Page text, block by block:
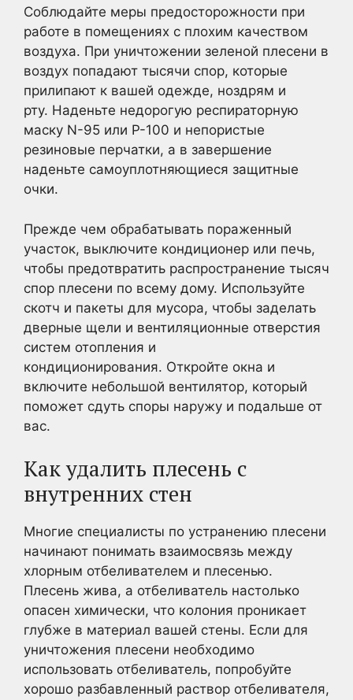
Соблюдайте меры предосторожности при
работе в помещениях с плохим качеством
воздуха. При уничтожении зеленой плесени в
воздух попадают тысячи спор, которые
прилипают к вашей одежде, ноздрям и
рту. Наденьте недорогую респираторную
маску N-95 или P-100 и непористые
резиновые перчатки, а в завершение
наденьте самоуплотняющиеся защитные
очки.
Прежде чем обрабатывать пораженный
участок, выключите кондиционер или печь,
чтобы предотвратить распространение тысяч
спор плесени по всему дому. Используйте
скотч и пакеты для мусора, чтобы заделать
дверные щели и вентиляционные отверстия
систем отопления и
кондиционирования. Откройте окна и
включите небольшой вентилятор, который
поможет сдуть споры наружу и подальше от
вас.
Как удалить плесень с
внутренних стен
Многие специалисты по устранению плесени
начинают понимать взаимосвязь между
хлорным отбеливателем и плесенью.
Плесень жива, а отбеливатель настолько
опасен химически, что колония проникает
глубже в материал вашей стены. Если для
уничтожения плесени необходимо
использовать отбеливатель, попробуйте
хорошо разбавленный раствор отбеливателя,